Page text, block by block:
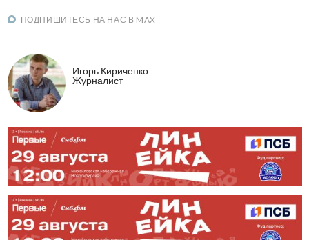
ПОДПИШИТЕСЬ НА НАС В MAX
Игорь Кириченко
Журналист